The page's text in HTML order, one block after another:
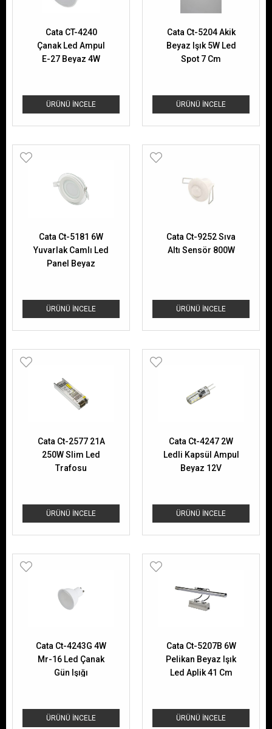
ÜRÜNÜ İNCELE
Cata CT-4240
Çanak Led Ampul
E-27 Beyaz 4W
ÜRÜNÜ İNCELE
Cata Ct-5204 Akik
Beyaz Işık 5W Led
Spot 7 Cm
ÜRÜNÜ İNCELE
Cata Ct-5181 6W
Yuvarlak Camlı Led
Panel Beyaz
ÜRÜNÜ İNCELE
Cata Ct-9252 Sıva
Altı Sensör 800W
ÜRÜNÜ İNCELE
Cata Ct-2577 21A
250W Slim Led
Trafosu
ÜRÜNÜ İNCELE
Cata Ct-4247 2W
Ledli Kapsül Ampul
Beyaz 12V
ÜRÜNÜ İNCELE
Cata Ct-4243G 4W
Mr-16 Led Çanak
Gün Işığı
ÜRÜNÜ İNCELE
Cata Ct-5207B 6W
Pelikan Beyaz Işık
Led Aplik 41 Cm